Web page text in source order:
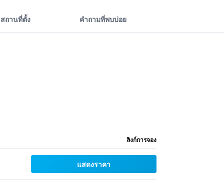
สถานที่ตั้ง คำถามที่พบบ่อย
ลิงก์การจอง
แสดงราคา